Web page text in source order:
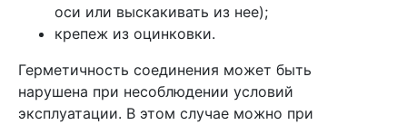
оси или выскакивать из нее);
крепеж из оцинковки.
Герметичность соединения может быть
нарушена при несоблюдении условий
эксплуатации. В этом случае можно при